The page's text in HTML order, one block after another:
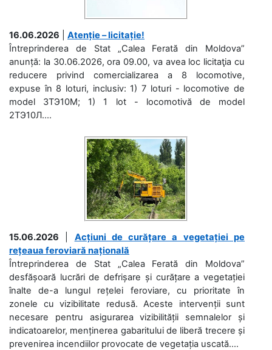
16.06.2026
Atenție – licitație!
Întreprinderea de Stat „Calea Ferată din Moldova”
anunță: la 30.06.2026, ora 09.00, va avea loc licitaţia cu
reducere privind comercializarea a 8 locomotive,
expuse în 8 loturi, inclusiv: 1) 7 loturi - locomotive de
model 3ТЭ10М; 1) 1 lot - locomotivă de model
2ТЭ10Л....
15.06.2026
Acțiuni de curățare a vegetației pe
rețeaua feroviară națională
Întreprinderea de Stat „Calea Ferată din Moldova”
desfășoară lucrări de defrișare și curățare a vegetației
înalte de-a lungul rețelei feroviare, cu prioritate în
zonele cu vizibilitate redusă. Aceste intervenții sunt
necesare pentru asigurarea vizibilității semnalelor și
indicatoarelor, menținerea gabaritului de liberă trecere și
prevenirea incendiilor provocate de vegetația uscată....